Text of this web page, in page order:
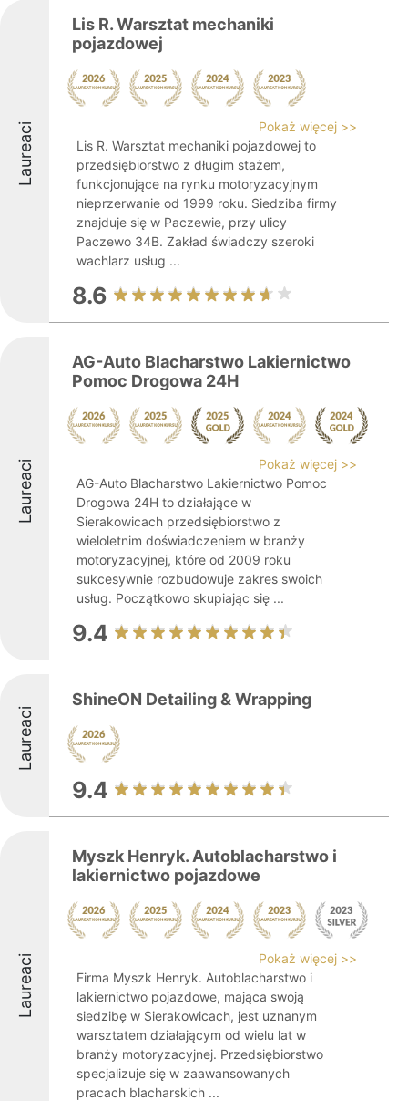
Laureaci
Lis R. Warsztat mechaniki
pojazdowej
Pokaż więcej >>
Lis R. Warsztat mechaniki pojazdowej to
przedsiębiorstwo z długim stażem,
funkcjonujące na rynku motoryzacyjnym
nieprzerwanie od 1999 roku. Siedziba firmy
znajduje się w Paczewie, przy ulicy
Paczewo 34B. Zakład świadczy szeroki
wachlarz usług ...
8.6
Laureaci
AG-Auto Blacharstwo Lakiernictwo
Pomoc Drogowa 24H
Pokaż więcej >>
AG-Auto Blacharstwo Lakiernictwo Pomoc
Drogowa 24H to działające w
Sierakowicach przedsiębiorstwo z
wieloletnim doświadczeniem w branży
motoryzacyjnej, które od 2009 roku
sukcesywnie rozbudowuje zakres swoich
usług. Początkowo skupiając się ...
9.4
Laureaci
ShineON Detailing & Wrapping
9.4
Laureaci
Myszk Henryk. Autoblacharstwo i
lakiernictwo pojazdowe
Pokaż więcej >>
Firma Myszk Henryk. Autoblacharstwo i
lakiernictwo pojazdowe, mająca swoją
siedzibę w Sierakowicach, jest uznanym
warsztatem działającym od wielu lat w
branży motoryzacyjnej. Przedsiębiorstwo
specjalizuje się w zaawansowanych
pracach blacharskich ...